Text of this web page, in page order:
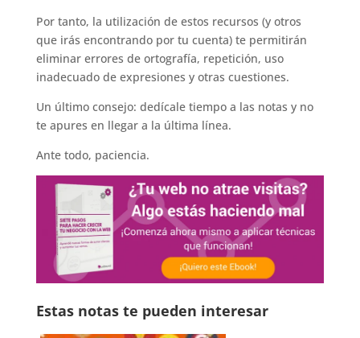
Por tanto, la utilización de estos recursos (y otros
que irás encontrando por tu cuenta) te permitirán
eliminar errores de ortografía, repetición, uso
inadecuado de expresiones y otras cuestiones.
Un último consejo: dedícale tiempo a las notas y no
te apures en llegar a la última línea.
Ante todo, paciencia.
Estas notas te pueden interesar